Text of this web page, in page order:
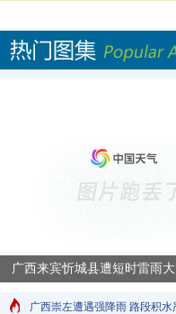
广西来宾忻城县遭短时雷雨
广西崇左遭遇强降雨 路段积水